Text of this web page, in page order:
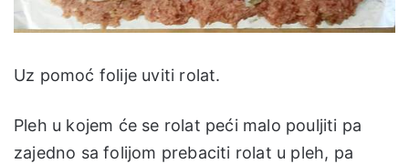
Uz pomoć folije uviti rolat.
Pleh u kojem će se rolat peći malo pouljiti pa
zajedno sa folijom prebaciti rolat u pleh, pa